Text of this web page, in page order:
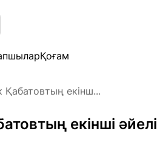
Қоғам
екінш...
екінші әйелі